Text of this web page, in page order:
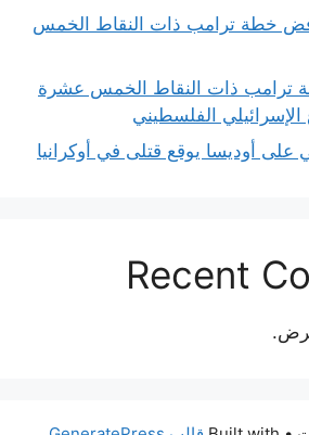
خطة ترامب ذات النقاط الخمس
ترامب ذات النقاط الخمس عشرة
الإسرائيلي الفلسطيني
أوديسا يوقع قتلى في أوكرانيا
Recent